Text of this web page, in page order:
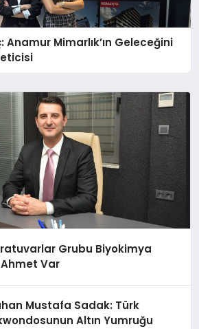
Anamur Mimarlık’ın Geleceğini
Grubu Biyokimya
Ahmet Var
Mustafa Sadak: Türk
Altın Yumruğu